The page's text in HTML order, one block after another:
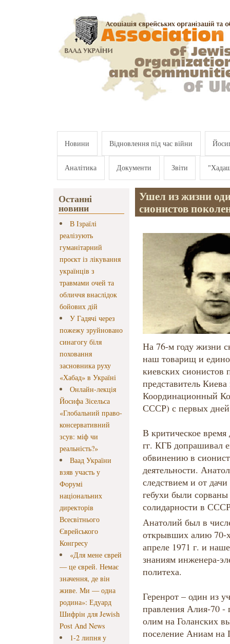
Новини Відновлення під час війни
Аналітика Документи Звіти
Останні
новини
В Ізраїлі
реалізують
гуманітарний
проєкт із лікування
українців з
травмами очей та
обличчя внаслідок
бойових дій
У Гадячі через
пожежу зруйновано
синагогу біля
поховання
засновника руху
«Хабад» в Україні
Онлайн-лекція
Йосифа Зісельса
«Глобальний право-
консервативний
зсув: міф чи
реальність?»
Ваад України
взяв участь у
Форумі
національних
директорів
Всесвітнього
Єврейського
Конгресу
«Для мене єврей
— це єврей. Немає
значення, де він
живе. Ми — одна
родина»: Едуард
Шифрін для Jewish
Post And News
1-2 липня у
Ушел из жизни
сионистов
На 76-м году жизни
наш товарищ и
киевских сионистов
представитель
Координационный
СССР) с первых
В критическое
гг. КГБ допрашивал
обвинению в
деятельности.
следствием и от
гебухи были
солидарности в
Анатолий был в
открывших алию 70-
апреле 1971 г. и
знаниям инженера-
политеха.
Геренрот – один из
правления Алия-70 -
олим на Голанских
поселение Аниам на